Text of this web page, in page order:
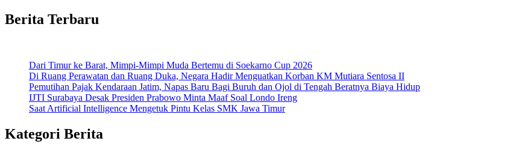
Berita Terbaru
Dari Timur ke Barat, Mimpi-Mimpi Muda Bertemu di Soekarno Cup 2026
Di Ruang Perawatan dan Ruang Duka, Negara Hadir Menguatkan Korban KM Mutiara Sentosa II
Pemutihan Pajak Kendaraan Jatim, Napas Baru Bagi Buruh dan Ojol di Tengah Beratnya Biaya Hidup
IJTI Surabaya Desak Presiden Prabowo Minta Maaf Soal Londo Ireng
Saat Artificial Intelligence Mengetuk Pintu Kelas SMK Jawa Timur
Kategori Berita